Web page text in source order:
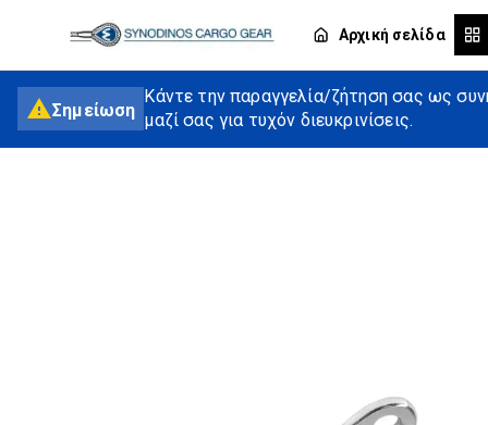
Αρχική σελίδα
Σημείωση
Κάντε την παραγγελία/ζήτηση σας ως
μαζί σας για τυχόν διευκρινίσεις.